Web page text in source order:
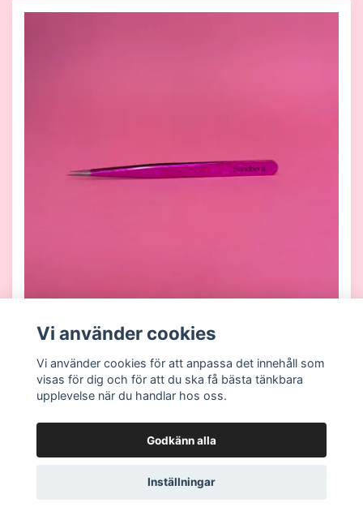
249 kr
Vi använder cookies
Vi använder cookies för att anpassa det innehåll som
visas för dig och för att du ska få bästa tänkbara
upplevelse när du handlar hos oss.
Godkänn alla
Inställningar